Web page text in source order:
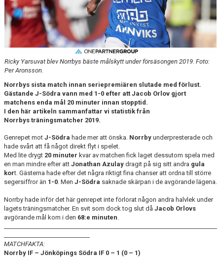
DOKUMENT
BILDARKIV
BILDER 2025
TABELL ETTAN SÖDRA 2025
Ricky Yarsuvat blev Norrbys bäste målskytt under försäsongen 2019. Foto:
Per Aronsson.
Norrbys sista match innan seriepremiären slutade med förlust.
Gästande J-Södra vann med 1-0 efter att Jacob Orlov gjort
matchens enda mål 20 minuter innan stopptid.
I den här artikeln sammanfattar vi statistik från
Norrbys träningsmatcher 2019.
Genrepet mot J-Södra hade mer att önska. Norrby underpresterade och
hade svårt att få något direkt flyt i spelet.
Med lite drygt 20 minuter kvar av matchen fick laget dessutom spela med
en man mindre efter att Jonathan Azulay dragit på sig sitt andra gula
kort. Gästerna hade efter det några riktigt fina chanser att ordna till större
segersiffror än 1-0 . Men J-Södra saknade skärpan i de avgörande lägena.
Norrby hade inför det här genrepet inte förlorat någon andra halvlek under
lagets träningsmatcher. En svit som dock tog slut då Jacob Orlovs
avgörande mål kom i den 68:e minuten
MATCHFAKTA:
Norrby IF – Jönköpings Södra IF 0 – 1 (0 – 1)